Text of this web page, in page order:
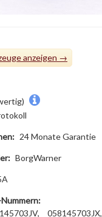
24 Monate Garantie
BorgWarner
058145703JX,